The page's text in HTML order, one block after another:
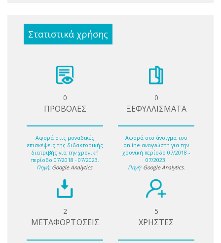
Στατιστικά χρήσης
0
ΠΡΟΒΟΛΕΣ
Αφορά στις μοναδικές
επισκέψεις της διδακτορικής
διατριβής για την χρονική
περίοδο 07/2018 - 07/2023.
Πηγή: Google Analytics.
0
ΞΕΦΥΛΛΙΣΜΑΤΑ
Αφορά στο άνοιγμα του
online αναγνώστη για την
χρονική περίοδο 07/2018 -
07/2023.
Πηγή: Google Analytics.
2
ΜΕΤΑΦΟΡΤΩΣΕΙΣ
5
ΧΡΗΣΤΕΣ